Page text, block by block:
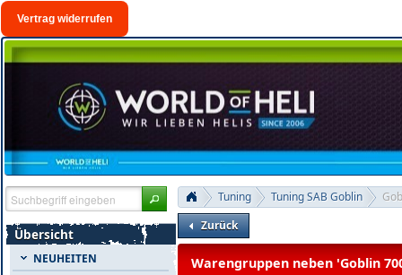
Vertrag widerrufen
Übersicht
NEUHEITEN
Tuning Tuning SAB Goblin
Zurück
Warengruppen neben 'Goblin